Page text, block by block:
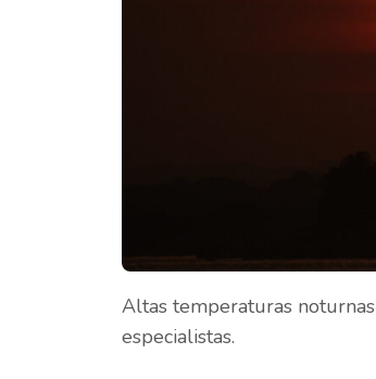
Altas temperaturas
especialistas.